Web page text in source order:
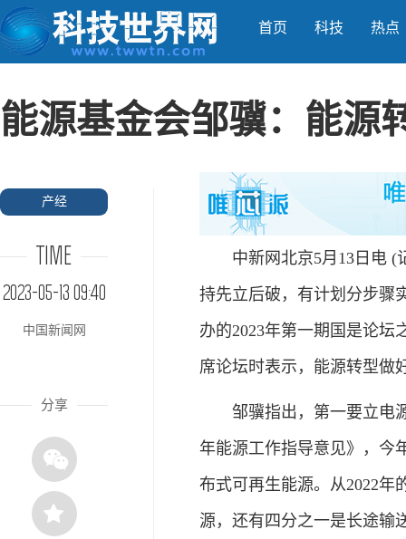
首页 科技 热点
能源基金会邹骥：能源
产经
TIME
2023-05-13 09:40
中国新闻网
分享
中新网北京5月13日电 (
持先立后破，有计划分步骤
办的2023年第一期国是论坛
席论坛时表示，能源转型做
邹骥指出，第一要立电源
年能源工作指导意见》，今
布式可再生能源。从2022年
源，还有四分之一是长途输